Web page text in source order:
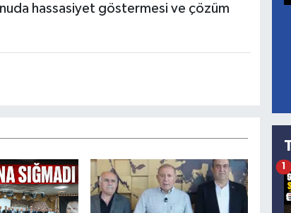
hassasiyet göstermesi ve çözüm
1